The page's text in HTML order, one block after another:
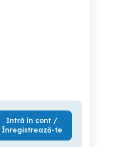
Intră în cont /
Înregistrează-te